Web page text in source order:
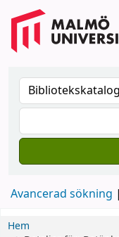
Avancerad sökning
Hem